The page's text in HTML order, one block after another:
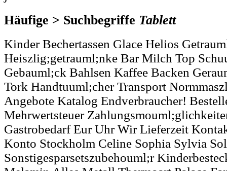
Häufige > Suchbegriffe Tablett
Kinder Bechertassen Glace Helios
Heiszlig;getrauml;nke Bar Milch Top
Gebauml;ck Bahlsen Kaffee Backen
Tork Handtuuml;cher Transport
Angebote Katalog Endverbraucher!
Mehrwertsteuer
Gastrobedarf Eur Uhr Wir Lieferzeit
Konto Stockholm Celine Sophia Sylvia
Sonstigesparsetszubehouml;r